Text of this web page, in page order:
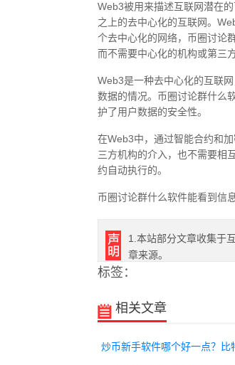
Web3被用来描述互联网潜在
之上的去中心化的互联网。
个去中心化的网络，币圈讨论
而不需要中心化的机构或第三方
Web3是一种去中心化的互联
数据的情况。币圈讨论群什么
护了用户数据的安全性。
在Web3中，通过智能合约和
三方机构的介入，也不需要相
约自动执行的。
币圈讨论群什么软件能看到信
1.本站部分文章收集于
章来源。
标签：
相关文章
炒币新手软件哪个好一点？比